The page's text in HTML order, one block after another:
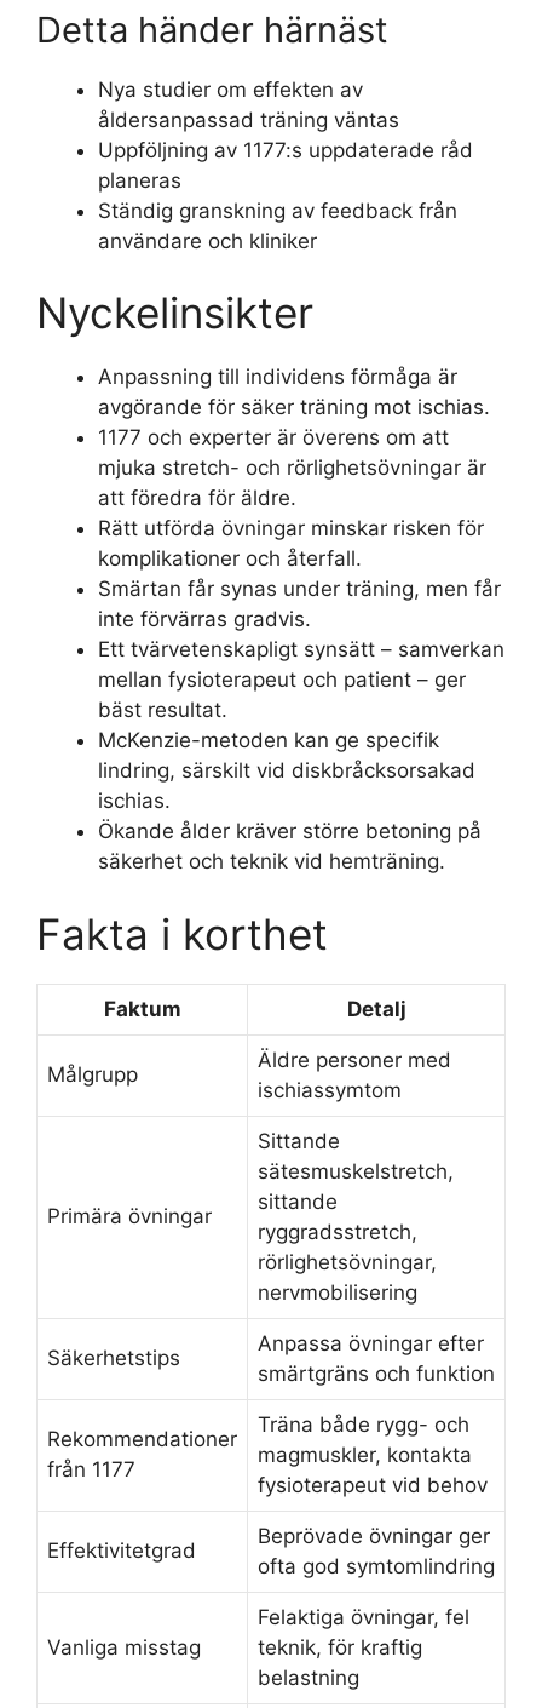
Detta händer härnäst
Nya studier om effekten av
åldersanpassad träning väntas
Uppföljning av 1177:s uppdaterade råd
planeras
Ständig granskning av feedback från
användare och kliniker
Nyckelinsikter
Anpassning till individens förmåga är
avgörande för säker träning mot ischias.
1177 och experter är överens om att
mjuka stretch- och rörlighetsövningar är
att föredra för äldre.
Rätt utförda övningar minskar risken för
komplikationer och återfall.
Smärtan får synas under träning, men får
inte förvärras gradvis.
Ett tvärvetenskapligt synsätt – samverkan
mellan fysioterapeut och patient – ger
bäst resultat.
McKenzie-metoden kan ge specifik
lindring, särskilt vid diskbråcksorsakad
ischias.
Ökande ålder kräver större betoning på
säkerhet och teknik vid hemträning.
Fakta i korthet
Faktum Detalj
Målgrupp
Äldre personer med
ischiassymtom
Primära övningar
Sittande
sätesmuskelstretch,
sittande
ryggradsstretch,
rörlighetsövningar,
nervmobilisering
Säkerhetstips
Anpassa övningar efter
smärtgräns och funktion
Rekommendationer
från 1177
Träna både rygg- och
magmuskler, kontakta
fysioterapeut vid behov
Effektivitetgrad
Beprövade övningar ger
ofta god symtomlindring
Vanliga misstag
Felaktiga övningar, fel
teknik, för kraftig
belastning